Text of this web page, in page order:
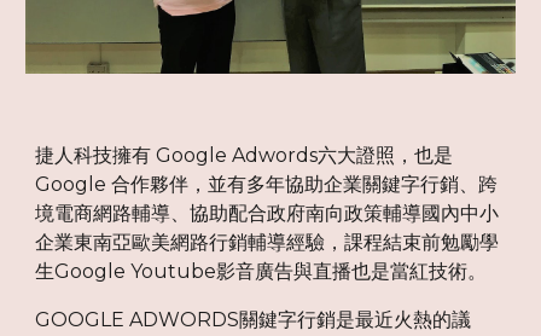
捷人科技擁有 Google Adwords六大證照，也是
Google 合作夥伴，並有多年協助企業關鍵字行銷、跨
境電商網路輔導、協助配合政府南向政策輔導國內中小
企業東南亞歐美網路行銷輔導經驗，課程結束前勉勵學
生Google Youtube影音廣告與直播也是當紅技術。
GOOGLE ADWORDS關鍵字行銷是最近火熱的議